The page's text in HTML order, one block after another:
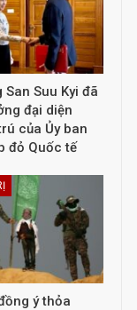
San Suu Kyi đã
đại diện
của Ủy ban
đỏ Quốc tế
ý thỏa